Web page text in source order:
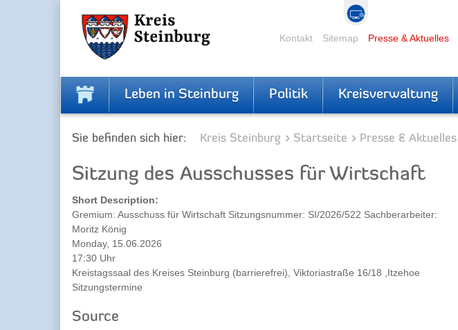
Kontakt Sitemap Presse & Aktuelles
Leben in Steinburg Politik Kreisverwaltung
Sie befinden sich hier: Kreis Steinburg Startseite Presse & Aktuelles
Sitzung des Ausschusses für Wirtschaft
Short Description:
Gremium: Ausschuss für Wirtschaft Sitzungsnummer: SI/2026/522 Sachberarbeiter:
Moritz König
Monday, 15.06.2026
17:30 Uhr
Kreistagssaal des Kreises Steinburg (barrierefrei), Viktoriastraße 16/18 ,Itzehoe
Sitzungstermine
Source